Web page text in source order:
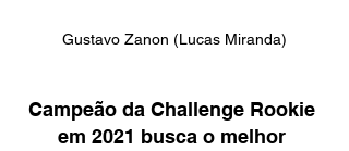
Gustavo Zanon (Lucas Miranda)
Campeão da Challenge Rookie
em 2021 busca o melhor